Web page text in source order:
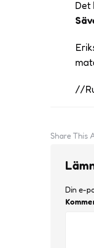
Det
//
Share This
Din e-